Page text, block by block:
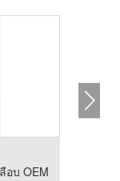
อบ OEM